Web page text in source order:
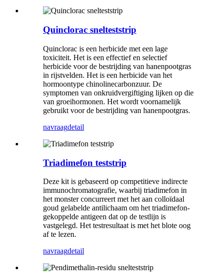
Quinclorac snelteststrip
Quinclorac is een herbicide met een lage
toxiciteit. Het is een effectief en selectief
herbicide voor de bestrijding van hanenpootgras
in rijstvelden. Het is een herbicide van het
hormoontype chinolinecarbonzuur. De
symptomen van onkruidvergiftiging lijken op die
van groeihormonen. Het wordt voornamelijk
gebruikt voor de bestrijding van hanenpootgras.
navraagdetail
Triadimefon teststrip
Deze kit is gebaseerd op competitieve indirecte
immunochromatografie, waarbij triadimefon in
het monster concurreert met het aan colloïdaal
goud gelabelde antilichaam om het triadimefon-
gekoppelde antigeen dat op de testlijn is
vastgelegd. Het testresultaat is met het blote oog
af te lezen.
navraagdetail